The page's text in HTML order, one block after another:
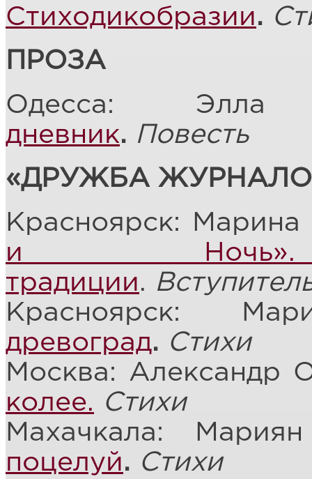
Стиходикобразии.
ПРОЗА
Одесса:
дневник. Повесть
«ДРУЖБА
Красноярск: Марина
и Ночь».
традиции.
Красноярск:
древоград. Стихи
Москва: Александр
колее. Стихи
Махачкала:
поцелуй. Стихи